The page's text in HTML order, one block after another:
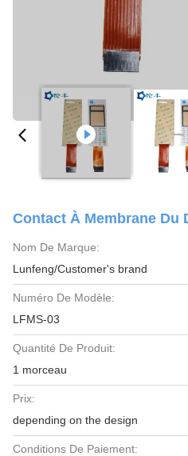
Contact À Membrane Du
Nom De Marque:
Lunfeng/Customer's brand
Numéro De Modèle:
LFMS-03
Quantité De Produit:
1 morceau
Prix:
depending on the design
Conditions De Paiement: